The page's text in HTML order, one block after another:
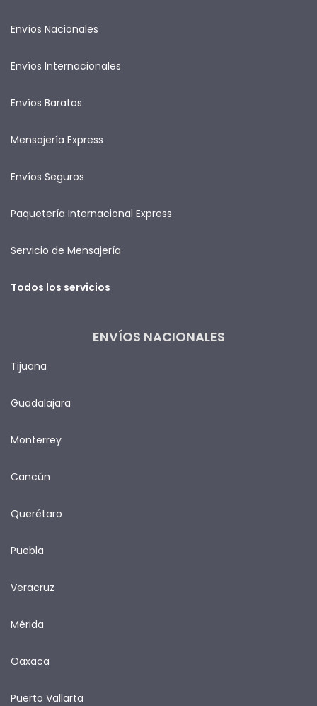
Envíos Nacionales
Envíos Internacionales
Envíos Baratos
Mensajería Express
Envíos Seguros
Paquetería Internacional Express
Servicio de Mensajería
Todos los servicios
ENVÍOS NACIONALES
Tijuana
Guadalajara
Monterrey
Cancún
Querétaro
Puebla
Veracruz
Mérida
Oaxaca
Puerto Vallarta